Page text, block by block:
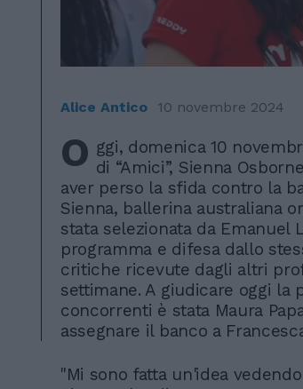
Alice Antico 10 novembre 2024
O ggi, domenica 10
di “Amici”, Sienna
aver perso la sfida contro la
Sienna, ballerina australiana
stata selezionata da Emanuel
programma e difesa dallo
critiche ricevute dagli altri
settimane. A giudicare oggi
concorrenti è stata Maura
assegnare il banco a
"Mi sono fatta un'idea